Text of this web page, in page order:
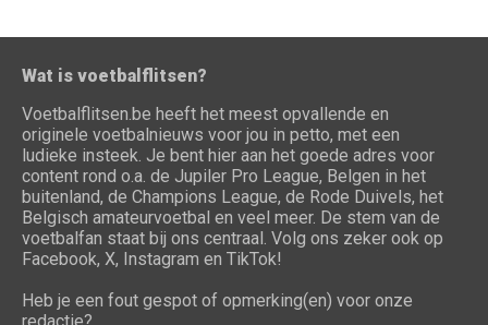
Wat is voetbalflitsen?
Voetbalflitsen.be heeft het meest opvallende en
originele voetbalnieuws voor jou in petto, met een
ludieke insteek. Je bent hier aan het goede adres voor
content rond o.a. de Jupiler Pro League, Belgen in het
buitenland, de Champions League, de Rode Duivels, het
Belgisch amateurvoetbal en veel meer. De stem van de
voetbalfan staat bij ons centraal. Volg ons zeker ook op
Facebook, X, Instagram en TikTok!
Heb je een fout gespot of opmerking(en) voor onze